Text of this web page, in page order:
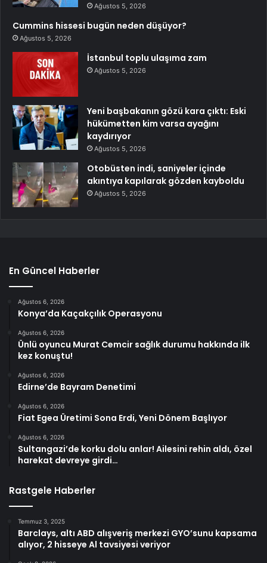
Ağustos 5, 2026
Cummins hissesi bugün neden düşüyor?
Ağustos 5, 2026
İstanbul toplu ulaşıma zam
Ağustos 5, 2026
Yeni başbakanın gözü kara çıktı: Eski
hükümetten kim varsa ayağını
kaydırıyor
Ağustos 5, 2026
Otobüsten indi, saniyeler içinde
akıntıya kapılarak gözden kayboldu
Ağustos 5, 2026
En Güncel Haberler
Ağustos 6, 2026
Konya’da Kaçakçılık Operasyonu
Ağustos 6, 2026
Ünlü oyuncu Murat Cemcir sağlık durumu hakkında ilk
kez konuştu!
Ağustos 6, 2026
Edirne’de Bayram Denetimi
Ağustos 6, 2026
Fiat Egea Üretimi Sona Erdi, Yeni Dönem Başlıyor
Ağustos 6, 2026
Sultangazi’de korku dolu anlar! Ailesini rehin aldı, özel
harekat devreye girdi…
Rastgele Haberler
Temmuz 3, 2025
Barclays, altı ABD alışveriş merkezi GYO’sunu kapsama
alıyor, 2 hisseye Al tavsiyesi veriyor